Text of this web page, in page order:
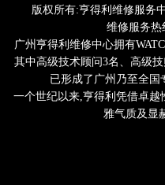
版权所有:亨得利维修服务
维修服务热
广州亨得利维修中心拥有
其中高级技术顾问3名、高级
已形成了广州乃至全国
一个世纪以来,亨得利凭借卓
雅气质及显